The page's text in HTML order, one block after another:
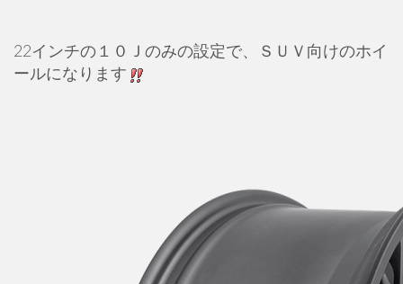
22インチの１０Ｊのみの設定で、ＳＵＶ向けのホイ
ールになります